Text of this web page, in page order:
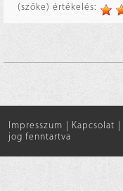
(szőke) értékelés:
Impresszum | Kapcsolat |
jog fenntartva